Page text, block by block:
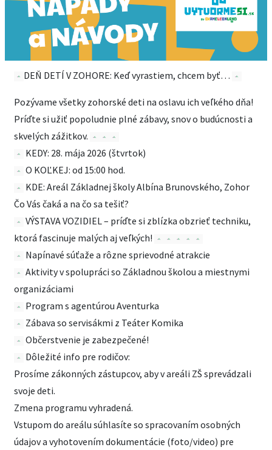
DEŇ DETÍ V ZOHORE: Keď vyrastiem, chcem byť…
Pozývame všetky zohorské deti na oslavu ich veľkého dňa!
Príďte si užiť popoludnie plné zábavy, snov o budúcnosti a
skvelých zážitkov.
KEDY: 28. mája 2026 (štvrtok)
O KOĽKEJ: od 15:00 hod.
KDE: Areál Základnej školy Albína Brunovského, Zohor
Čo Vás čaká a na čo sa tešiť?
VÝSTAVA VOZIDIEL – príďte si zblízka obzrieť techniku,
ktorá fascinuje malých aj veľkých!
Napínavé súťaže a rôzne sprievodné atrakcie
Aktivity v spolupráci so Základnou školou a miestnymi
organizáciami
Program s agentúrou Aventurka
Zábava so servisákmi z Teáter Komika
Občerstvenie je zabezpečené!
Dôležité info pre rodičov:
Prosíme zákonných zástupcov, aby v areáli ZŠ sprevádzali
svoje deti.
Zmena programu vyhradená.
Vstupom do areálu súhlasíte so spracovaním osobných
údajov a vyhotovením dokumentácie (foto/video) pre